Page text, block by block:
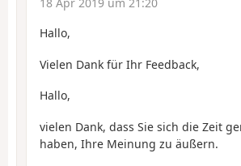
Hallo,
Vielen Dank für Ihr Feedback,
Hallo,
vielen Dank, dass Sie sich die Zeit
haben, Ihre Meinung zu äußern.